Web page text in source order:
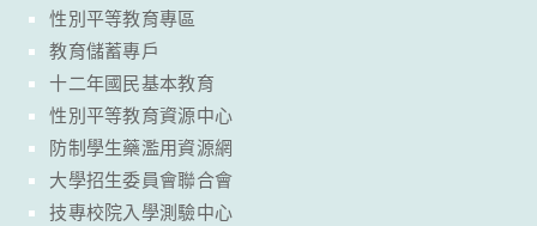
性別平等教育專區
教育儲蓄專戶
十二年國民基本教育
性別平等教育資源中心
防制學生藥濫用資源網
大學招生委員會聯合會
技專校院入學測驗中心